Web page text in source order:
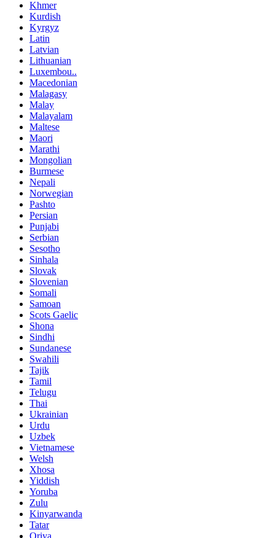
Khmer
Kurdish
Kyrgyz
Latin
Latvian
Lithuanian
Luxembou..
Macedonian
Malagasy
Malay
Malayalam
Maltese
Maori
Marathi
Mongolian
Burmese
Nepali
Norwegian
Pashto
Persian
Punjabi
Serbian
Sesotho
Sinhala
Slovak
Slovenian
Somali
Samoan
Scots Gaelic
Shona
Sindhi
Sundanese
Swahili
Tajik
Tamil
Telugu
Thai
Ukrainian
Urdu
Uzbek
Vietnamese
Welsh
Xhosa
Yiddish
Yoruba
Zulu
Kinyarwanda
Tatar
Oriya